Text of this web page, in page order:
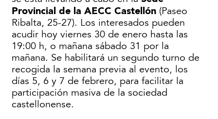
Provincial de la AECC Castellón (Paseo
Ribalta, 25-27). Los interesados pueden
acudir hoy viernes 30 de enero hasta las
19:00 h, o mañana sábado 31 por la
mañana. Se habilitará un segundo turno de
recogida la semana previa al evento, los
días 5, 6 y 7 de febrero, para facilitar la
participación masiva de la sociedad
castellonense.